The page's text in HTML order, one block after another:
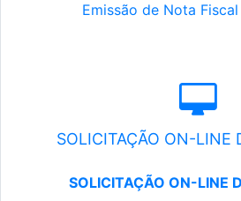
Emissão de Nota
SOLICITAÇÃO ON-LINE
SOLICITAÇÃO ON-LINE